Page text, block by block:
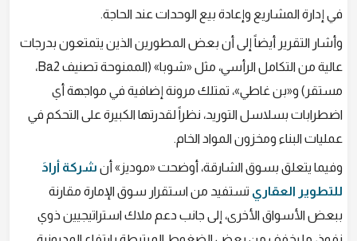
في إدارة المشاريع وإعادة بيع الوحدات عند الحاجة.
وأشار التقرير أيضاً إلى أن بعض المطورين الذين يتمتعون بدرجات
عالية من التكامل الرأسي، مثل «شوبا» (الممنوحة تصنيف Ba2،
مستقر) و«بن غاطي»، تمتلك مرونة إضافية في مواجهة أي
اضطرابات بسلاسل التوريد، نظراً لقدرتها الكبيرة على التحكم في
عمليات البناء ومخزون المواد الخام.
وفيما يتعلق بسوق الشارقة، أوضحت «موديز» أن شركة أرادَ
للتطوير العقاري تستفيد من استقرار سوق الإمارة مقارنة
ببعض الأسواق الأخرى، إلى جانب دعم ملاك استراتيجيين ذوي